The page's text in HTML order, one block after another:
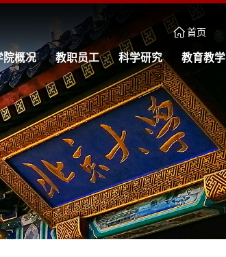
首页
院概况 教职员工 科学研究 教育教学